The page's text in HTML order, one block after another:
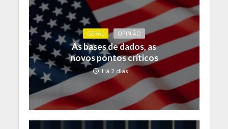
GERAL OPINIÃO
As bases de dados, as
novos pontos críticos
Há 2 dias